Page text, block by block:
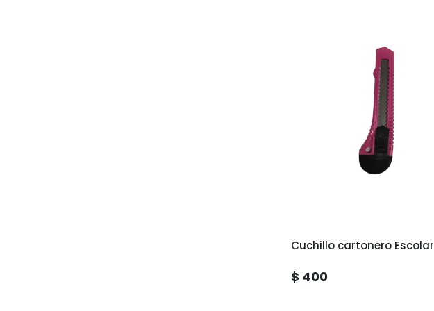
Cuchillo cartonero Escolar
$ 400